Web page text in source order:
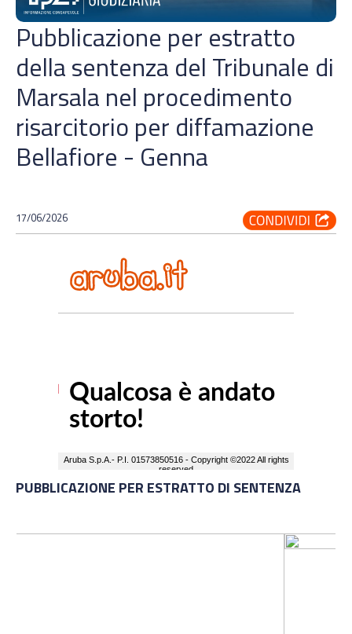
Pubblicazione per estratto
della sentenza del Tribunale di
Marsala nel procedimento
risarcitorio per diffamazione
Bellafiore - Genna
17/06/2026
PUBBLICAZIONE PER ESTRATTO DI SENTENZA